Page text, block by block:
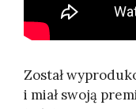
Został
i miał swoją